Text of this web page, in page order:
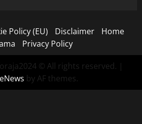
Policy (EU) Disclaimer
Home
Privacy Policy
© All rights reserved. |
by AF themes.